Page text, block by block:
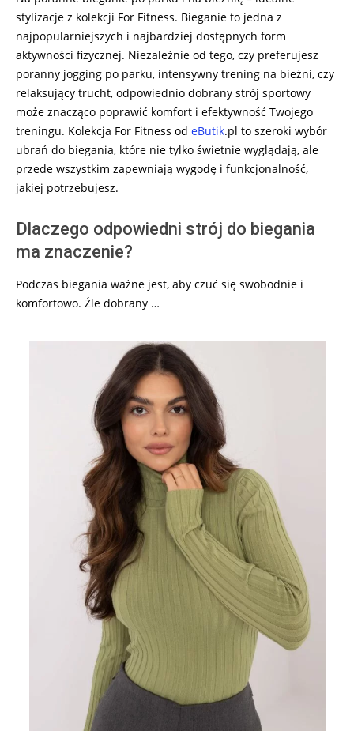
stylizacje z kolekcji For Fitness. Bieganie to jedna z
najpopularniejszych i najbardziej dostępnych form
aktywności fizycznej. Niezależnie od tego, czy preferujesz
poranny jogging po parku, intensywny trening na bieżni, czy
relaksujący trucht, odpowiednio dobrany strój sportowy
może znacząco poprawić komfort i efektywność Twojego
treningu. Kolekcja For Fitness od eButik.pl to szeroki wybór
ubrań do biegania, które nie tylko świetnie wyglądają, ale
przede wszystkim zapewniają wygodę i funkcjonalność,
jakiej potrzebujesz.
Dlaczego odpowiedni strój do biegania
ma znaczenie?
Podczas biegania ważne jest, aby czuć się swobodnie i
komfortowo. Źle dobrany …